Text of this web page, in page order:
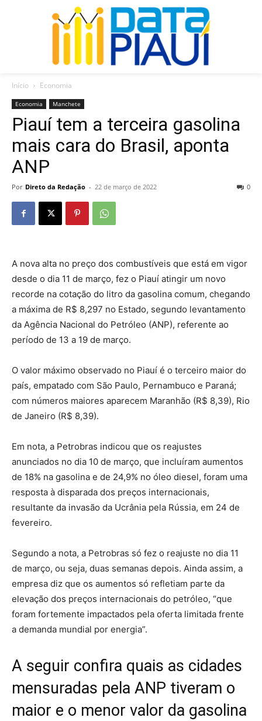
Início Economia
Economia Manchete
Piauí tem a terceira gasolina
mais cara do Brasil, aponta
ANP
Por Direto da Redação - 22 de março de 2022 0
A nova alta no preço dos combustíveis que está em vigor
desde o dia 11 de março, fez o Piauí atingir um novo
recorde na cotação do litro da gasolina comum, chegando
a máxima de R$ 8,297 no Estado, segundo levantamento
da Agência Nacional do Petróleo (ANP), referente ao
período de 13 a 19 de março.
O valor máximo observado no Piauí é o terceiro maior do
país, empatado com São Paulo, Pernambuco e Paraná;
com números maiores aparecem Maranhão (R$ 8,39), Rio
de Janeiro (R$ 8,39).
Em nota, a Petrobras indicou que os reajustes
anunciados no dia 10 de março, que incluíram aumentos
de 18% na gasolina e de 24,9% no óleo diesel, foram uma
resposta à disparada dos preços internacionais,
resultante da invasão da Ucrânia pela Rússia, em 24 de
fevereiro.
Segundo a nota, a Petrobras só fez o reajuste no dia 11
de março, ou seja, duas semanas depois. Ainda assim, a
empresa diz que os aumentos só refletiam parte da
elevação dos preços internacionais do petróleo, “que
foram fortemente impactados pela oferta limitada frente
a demanda mundial por energia”.
A seguir confira quais as cidades
mensuradas pela ANP tiveram o
maior e o menor valor da gasolina